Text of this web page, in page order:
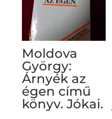
Moldova
György:
Árnyék az
égen című
könyv. Jókai.